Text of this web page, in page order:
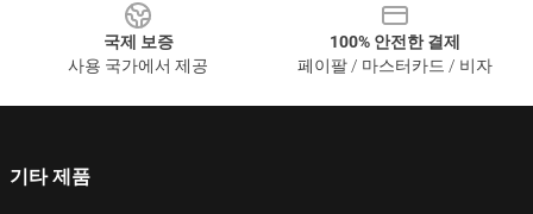
국제 보증
사용 국가에서 제공
100% 안전한 결제
페이팔 / 마스터카드 / 비자
기타 제품